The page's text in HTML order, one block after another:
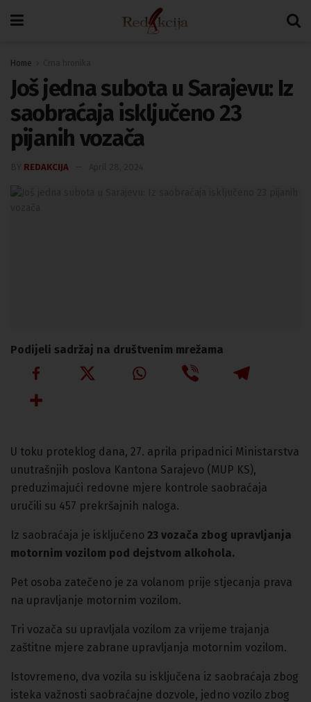
Home
Još jedna subota u Sarajevu: Iz
saobraćaja isključeno 23
pijanih vozača
REDAKCIJA
Podijeli sadržaj na društvenim mrežama
U toku proteklog dana, 27. aprila pripadnici Ministarstva
unutrašnjih poslova Kantona Sarajevo (MUP KS),
preduzimajući redovne mjere kontrole saobraćaja
uručili su 457 prekršajnih naloga.
Iz saobraćaja je isključeno 23 vozača zbog upravljanja
motornim vozilom pod dejstvom alkohola.
Pet osoba zatečeno je za volanom prije stjecanja prava
na upravljanje motornim vozilom.
Tri vozača su upravljala vozilom za vrijeme trajanja
zaštitne mjere zabrane upravljanja motornim vozilom.
Istovremeno, dva vozila su isključena iz saobraćaja zbog
isteka važnosti saobraćajne dozvole, jedno vozilo zbog